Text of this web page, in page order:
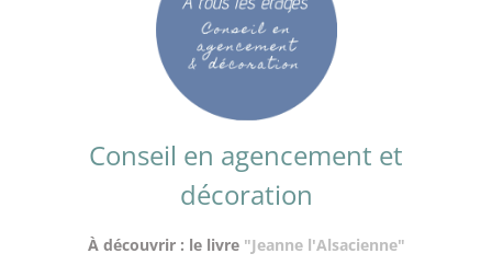
Conseil en agencement et
décoration
À découvrir : le livre "Jeanne l'Alsacienne"